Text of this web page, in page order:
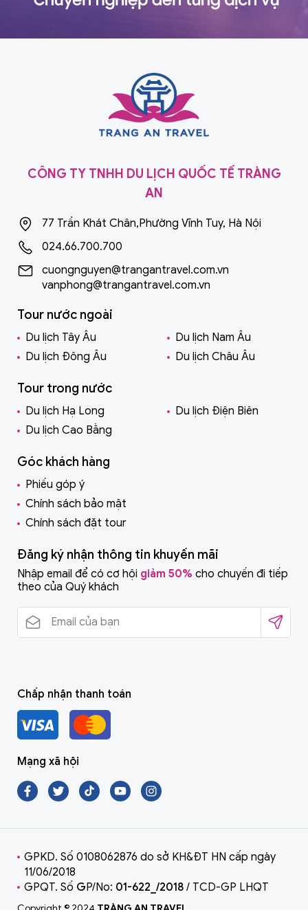
CÔNG TY TNHH DU LỊCH QUỐC TẾ TRÀNG
AN
77 Trần Khát Chân,Phường Vĩnh Tuy, Hà Nội
024.66.700.700
cuongnguyen@trangantravel.com.vn
vanphong@trangantravel.com.vn
Tour nước ngoài
Du lịch Tây Âu
Du lịch Nam Âu
Du lịch Đông Âu
Du lịch Châu Âu
Tour trong nước
Du lịch Hạ Long
Du lịch Điện Biên
Du lịch Cao Bằng
Góc khách hàng
Phiếu góp ý
Chính sách bảo mật
Chính sách đặt tour
Đăng ký nhận thông tin khuyến mãi
Nhập email để có cơ hội giảm 50% cho chuyến đi tiếp
theo của Quý khách
Chấp nhận thanh toán
Mạng xã hội
GPKD. Số 0108062876 do sở KH&ĐT HN cấp ngày
11/06/2018
GPQT. Số GP/No: 01-622_/2018 / TCD-GP LHQT